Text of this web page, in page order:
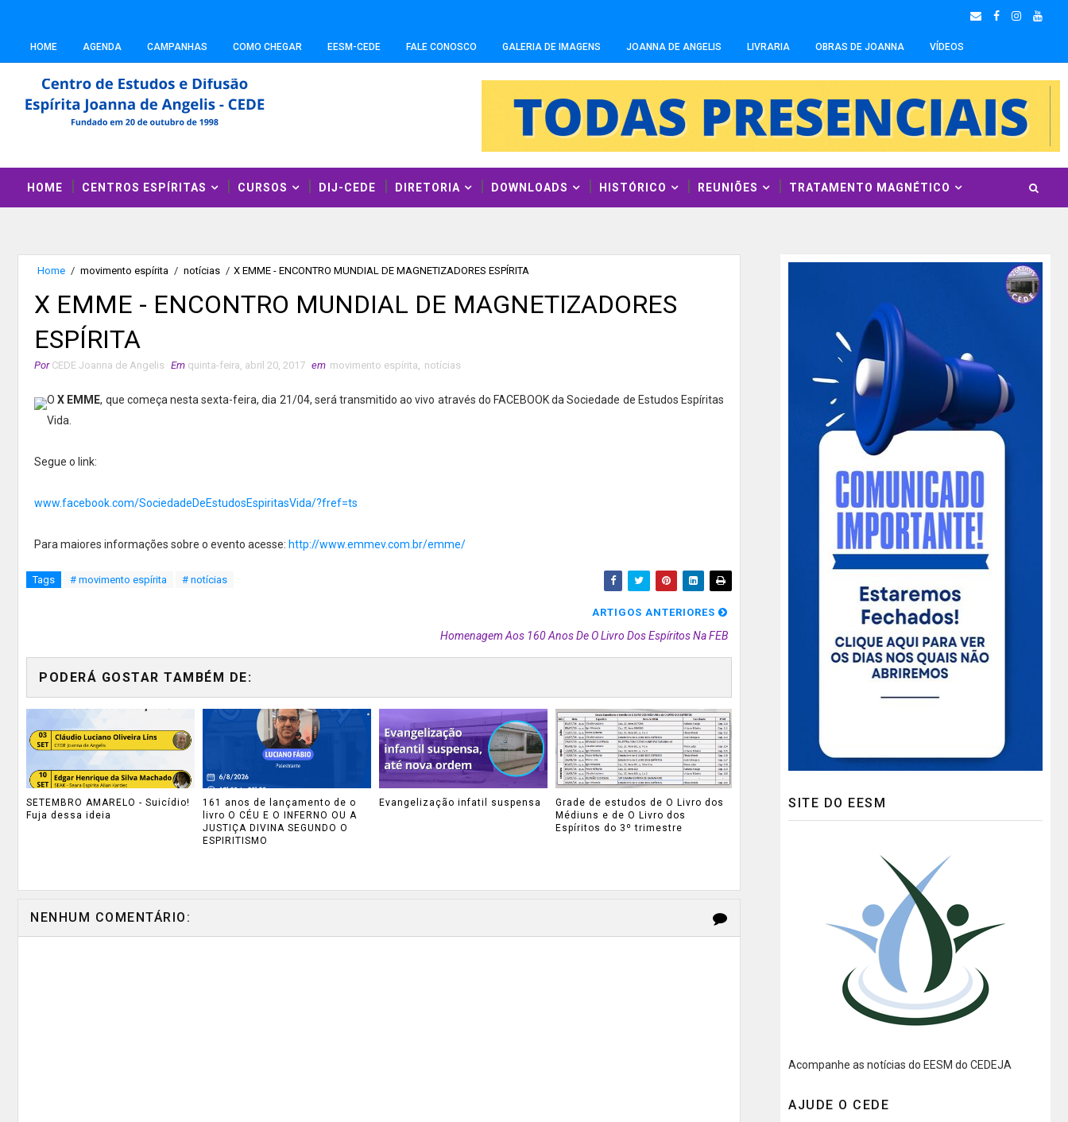
HOME AGENDA CAMPANHAS COMO CHEGAR EESM-CEDE FALE CONOSCO GALERIA DE IMAGENS JOANNA DE ANGELIS LIVRARIA OBRAS DE JOANNA VÍDEOS
HOME CENTROS ESPÍRITAS CURSOS DIJ-CEDE DIRETORIA DOWNLOADS HISTÓRICO REUNIÕES TRATAMENTO MAGNÉTICO
Home / movimento espírita / notícias / X EMME - ENCONTRO MUNDIAL DE MAGNETIZADORES ESPÍRITA
X EMME - ENCONTRO MUNDIAL DE MAGNETIZADORES
ESPÍRITA
Por CEDE Joanna de Angelis Em quinta-feira, abril 20, 2017 em movimento espírita, notícias
OX EMME, que começa nesta sexta-feira, dia 21/04, será transmitido ao vivo através do FACEBOOK da Sociedade de Estudos Espíritas
Vida.
Segue o link:
www.facebook.com/SociedadeDeEstudosEspiritasVida/?fref=ts
Para maiores informações sobre o evento acesse: http://www.emmev.com.br/emme/
Tags # movimento espírita # notícias
ARTIGOS ANTERIORES
Homenagem Aos 160 Anos De O Livro Dos Espíritos Na FEB
PODERÁ GOSTAR TAMBÉM DE:
SETEMBRO AMARELO - Suicídio!
Fuja dessa ideia
161 anos de lançamento de o
livro O CÉU E O INFERNO OU A
JUSTIÇA DIVINA SEGUNDO O
ESPIRITISMO
Evangelização infatil suspensa
Grade de estudos de O Livro dos
Médiuns e de O Livro dos
Espíritos do 3º trimestre
NENHUM COMENTÁRIO:
SITE DO EESM
Acompanhe as notícias do EESM do CEDEJA
AJUDE O CEDE